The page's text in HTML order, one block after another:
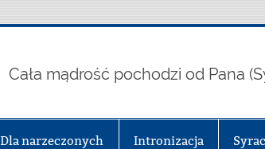
Cała mądrość pochodzi od Pana
Dla narzeczonych Intronizacja